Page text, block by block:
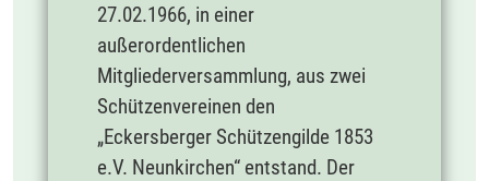
27.02.1966, in einer
außerordentlichen
Mitgliederversammlung, aus zwei
Schützenvereinen den
„Eckersberger Schützengilde 1853
e.V. Neunkirchen“ entstand. Der